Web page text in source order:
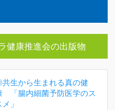
健康推進会の出版物
生から生まれる真の健
「腸内細菌予防医学のス
」